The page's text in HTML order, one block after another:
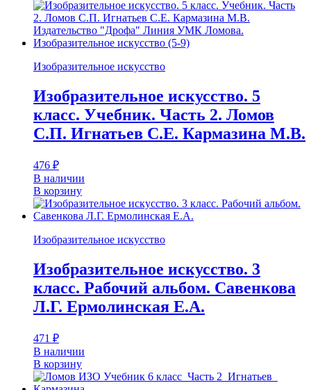
Изобразительное искусство
Изобразительное искусство. 5
класс. Учебник. Часть 2. Ломов
С.П. Игнатьев С.Е. Кармазина М.В.
476 ₽
В наличии
В корзину
Изобразительное искусство
Изобразительное искусство. 3
класс. Рабочий альбом. Савенкова
Л.Г. Ермолинская Е.А.
471 ₽
В наличии
В корзину